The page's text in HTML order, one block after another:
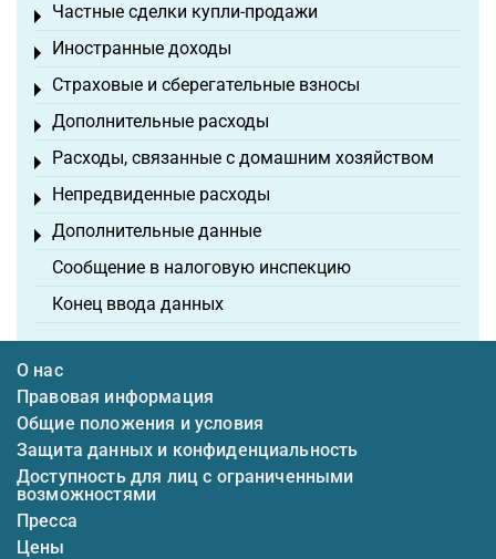
Частные сделки купли-продажи
Toggle menu
Иностранные доходы
Toggle menu
Страховые и сберегательные взносы
Toggle menu
Дополнительные расходы
Toggle menu
Расходы, связанные с домашним хозяйством
Toggle menu
Непредвиденные расходы
Toggle menu
Дополнительные данные
Toggle menu
Сообщение в налоговую инспекцию
Конец ввода данных
О нас
Правовая информация
Общие положения и условия
Защита данных и конфиденциальность
Доступность для лиц с ограниченными
возможностями
Пресса
Цены